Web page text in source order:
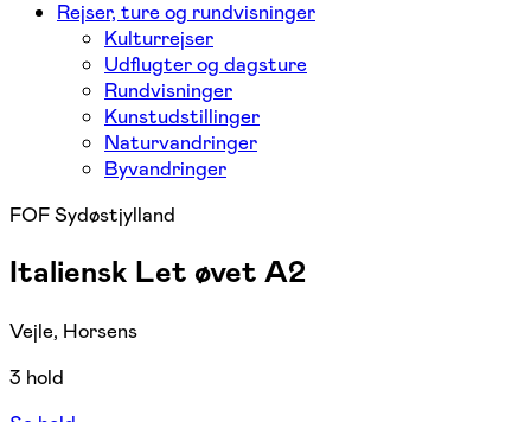
Rejser, ture og rundvisninger
Kulturrejser
Udflugter og dagsture
Rundvisninger
Kunstudstillinger
Naturvandringer
Byvandringer
FOF Sydøstjylland
Italiensk Let øvet A2
Vejle, Horsens
3 hold